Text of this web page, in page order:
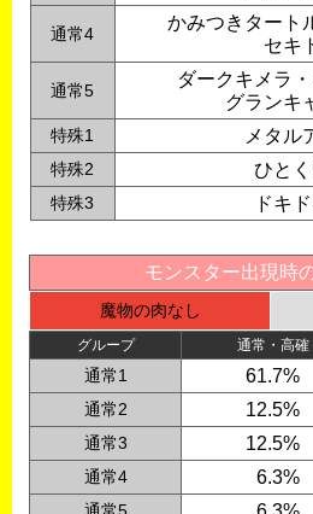
通常4
かみつきタート
セキ
通常5
ダークキメラ
グランキ
特殊1 メタル
特殊2 ひと
特殊3 ドキ
モンスター出現時
魔物の肉なし
グループ 通常・高確
通常1 61.7%
通常2 12.5%
通常3 12.5%
通常4 06.3%
通常5